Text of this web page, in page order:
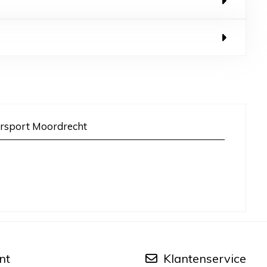
Moordrecht
Klantenservice